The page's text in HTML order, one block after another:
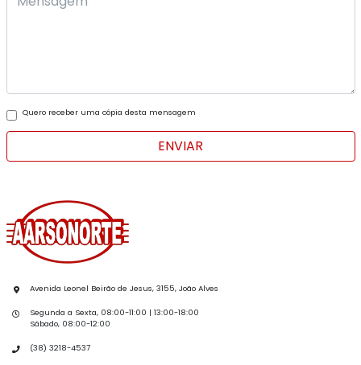
Quero receber uma cópia desta mensagem
ENVIAR
Avenida Leonel Beirão de Jesus, 3155, João Alves
Segunda a Sexta, 08:00-11:00 | 13:00-18:00
Sábado, 08:00-12:00
(38) 3218-4537